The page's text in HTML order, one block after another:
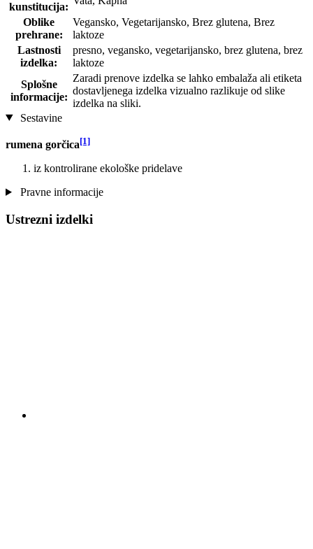
kunstitucija:
Oblike
prehrane:
Vegansko, Vegetarijansko, Brez glutena, Brez
laktoze
Lastnosti
izdelka:
presno, vegansko, vegetarijansko, brez glutena, brez
laktoze
Splošne
informacije:
Zaradi prenove izdelka se lahko embalaža ali etiketa
dostavljenega izdelka vizualno razlikuje od slike
izdelka na sliki.
Sestavine
rumena gorčica[1]
iz kontrolirane ekološke pridelave
Pravne informacije
Ustrezni izdelki